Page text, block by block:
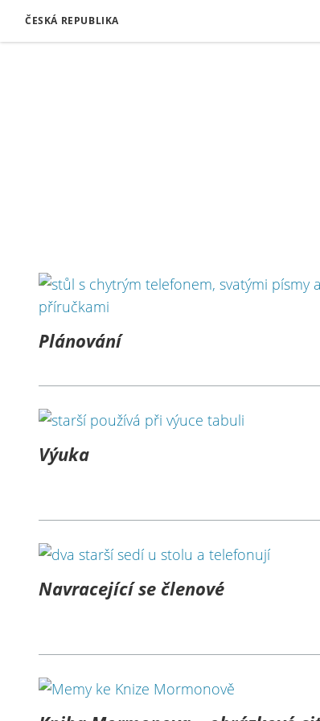
ČESKÁ REPUBLIKA
Plánování
Výuka
Navracející se členové